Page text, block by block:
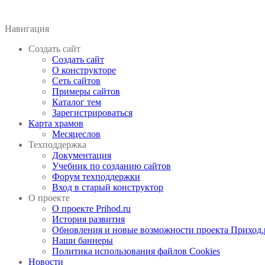
Навигация
Создать сайт
Создать сайт
О конструкторе
Сеть сайтов
Примеры сайтов
Каталог тем
Зарегистрироваться
Карта храмов
Месяцеслов
Техподдержка
Документация
Учебник по созданию сайтов
Форум техподдержки
Вход в старый конструктор
О проекте
О проекте Prihod.ru
История развития
Обновления и новые возможности проекта
Наши баннеры
Политика использования файлов Cookies
Новости